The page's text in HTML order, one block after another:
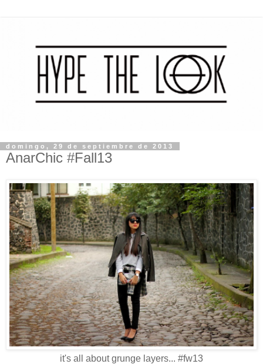
domingo, 29 de septiembre de 2013
AnarChic #Fall13
it's all about grunge layers... #fw13